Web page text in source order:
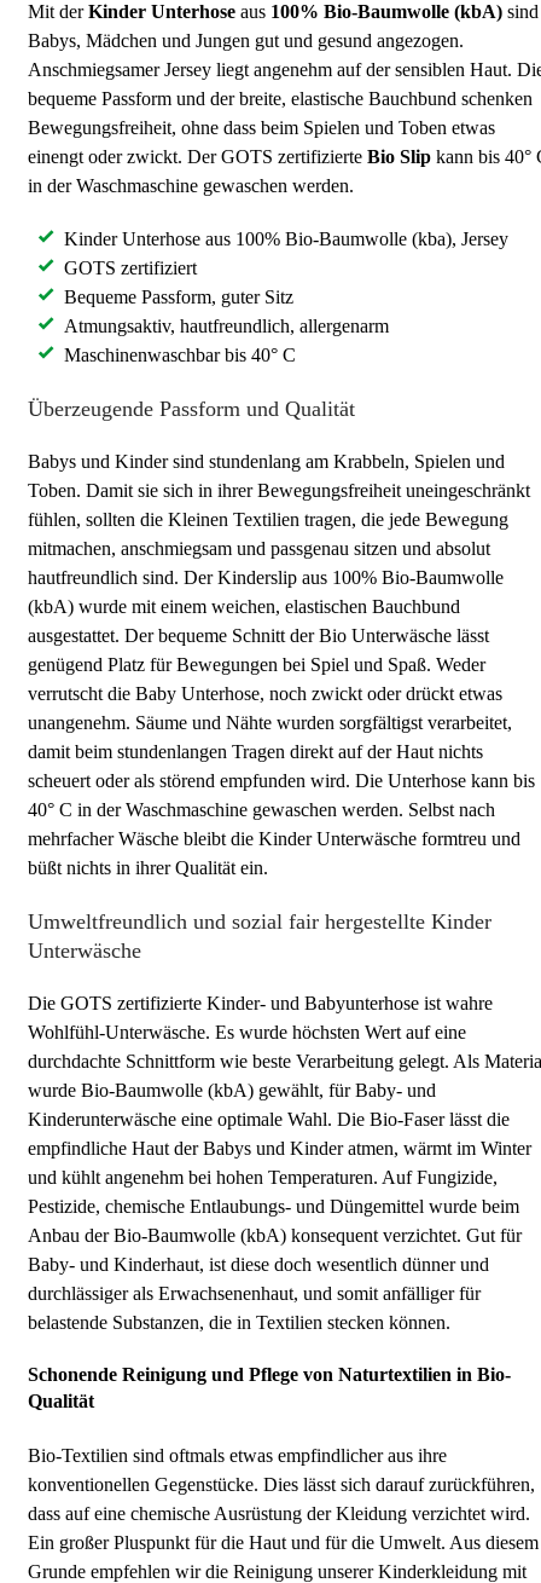
Mit derKinder Unterhose aus 100% Bio-Baumwolle (kbA) sind
Babys, Mädchen und Jungen gut und gesund angezogen.
Anschmiegsamer Jersey liegt angenehm auf der sensiblen Haut.
bequeme Passform und der breite, elastische Bauchbund schenken
Bewegungsfreiheit, ohne dass beim Spielen und Toben etwas
einengt oder zwickt. Der GOTS zertifizierte Bio Slip kann bis 40°
in der Waschmaschine gewaschen werden.
Kinder Unterhose aus 100% Bio-Baumwolle (kba), Jersey
GOTS zertifiziert
Bequeme Passform, guter Sitz
Atmungsaktiv, hautfreundlich, allergenarm
Maschinenwaschbar bis 40° C
Überzeugende Passform und Qualität
Babys und Kinder sind stundenlang am Krabbeln, Spielen und
Toben. Damit sie sich in ihrer Bewegungsfreiheit uneingeschränkt
fühlen, sollten die Kleinen Textilien tragen, die jede Bewegung
mitmachen, anschmiegsam und passgenau sitzen und absolut
hautfreundlich sind. Der Kinderslip aus 100% Bio-Baumwolle
(kbA) wurde mit einem weichen, elastischen Bauchbund
ausgestattet. Der bequeme Schnitt der Bio Unterwäsche lässt
genügend Platz für Bewegungen bei Spiel und Spaß. Weder
verrutscht die Baby Unterhose, noch zwickt oder drückt etwas
unangenehm. Säume und Nähte wurden sorgfältigst verarbeitet,
damit beim stundenlangen Tragen direkt auf der Haut nichts
scheuert oder als störend empfunden wird. Die Unterhose kann bis
40° C in der Waschmaschine gewaschen werden. Selbst nach
mehrfacher Wäsche bleibt die Kinder Unterwäsche formtreu und
büßt nichts in ihrer Qualität ein.
Umweltfreundlich und sozial fair hergestellte Kinder
Unterwäsche
Die GOTS zertifizierte Kinder- und Babyunterhose ist wahre
Wohlfühl-Unterwäsche. Es wurde höchsten Wert auf eine
durchdachte Schnittform wie beste Verarbeitung gelegt. Als
wurde Bio-Baumwolle (kbA) gewählt, für Baby- und
Kinderunterwäsche eine optimale Wahl. Die Bio-Faser lässt die
empfindliche Haut der Babys und Kinder atmen, wärmt im Winter
und kühlt angenehm bei hohen Temperaturen. Auf Fungizide,
Pestizide, chemische Entlaubungs- und Düngemittel wurde beim
Anbau der Bio-Baumwolle (kbA) konsequent verzichtet. Gut für
Baby- und Kinderhaut, ist diese doch wesentlich dünner und
durchlässiger als Erwachsenenhaut, und somit anfälliger für
belastende Substanzen, die in Textilien stecken können.
Schonende Reinigung und Pflege von Naturtextilien in Bio-
Qualität
Bio-Textilien sind oftmals etwas empfindlicher aus ihre
konventionellen Gegenstücke. Dies lässt sich darauf zurückführen,
dass auf eine chemische Ausrüstung der Kleidung verzichtet wird.
Ein großer Pluspunkt für die Haut und für die Umwelt. Aus diesem
Grunde empfehlen wir die Reinigung unserer Kinderkleidung mit